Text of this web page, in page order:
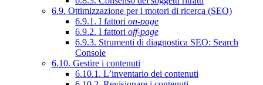
6.9. Ottimizzazione per i motori di ricerca (SEO)
6.9.1. I fattori on-page
6.9.2. I fattori off-page
6.9.3. Strumenti di diagnostica SEO: Search
Console
6.10. Gestire i contenuti
6.10.1. L’inventario dei contenuti